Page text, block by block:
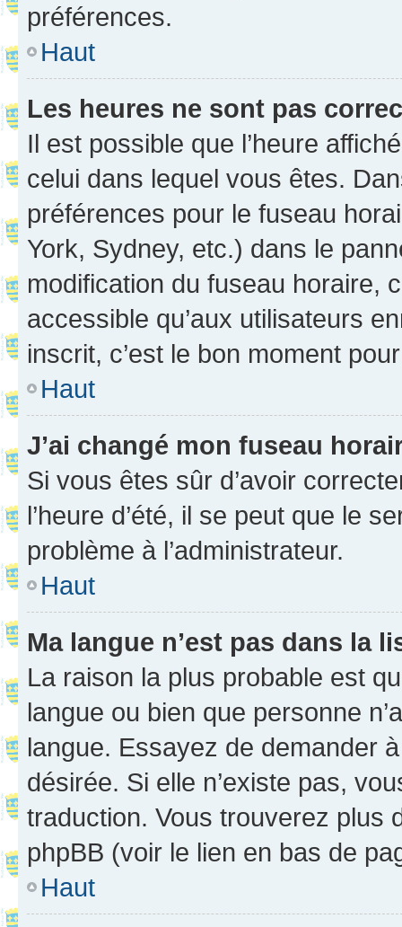
préférences.
Haut
Les heures ne sont pas
Il est possible que l’heure
celui dans lequel vous êtes.
préférences pour le fuseau
York, Sydney, etc.) dans le
modification du fuseau horaire,
accessible qu’aux utilisateurs
inscrit, c’est le bon moment
Haut
J’ai changé mon fuseau
Si vous êtes sûr d’avoir
l’heure d’été, il se peut que le
problème à l’administrateur.
Haut
Ma langue n’est pas dans la
La raison la plus probable est
langue ou bien que personne
langue. Essayez de demander
désirée. Si elle n’existe pas,
traduction. Vous trouverez plus
phpBB (voir le lien en bas de
Haut